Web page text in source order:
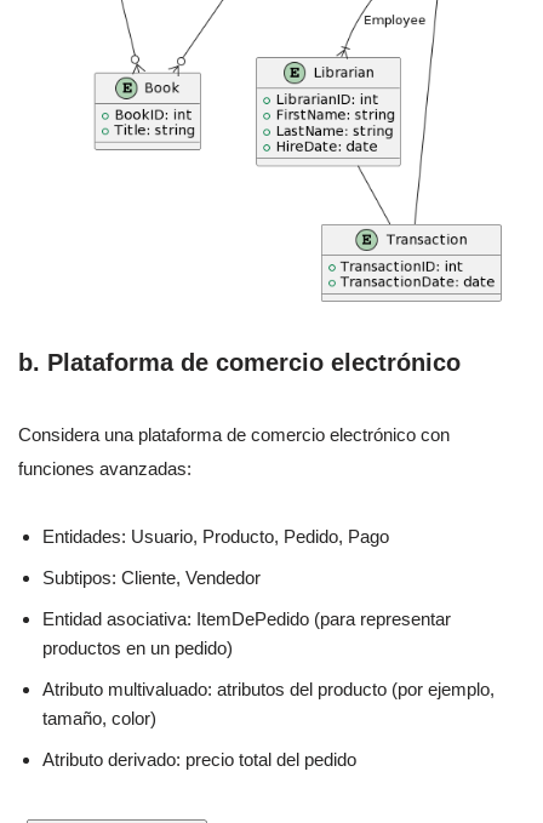
b. Plataforma de comercio electrónico
Considera una plataforma de comercio electrónico con
funciones avanzadas:
Entidades: Usuario, Producto, Pedido, Pago
Subtipos: Cliente, Vendedor
Entidad asociativa: ItemDePedido (para representar
productos en un pedido)
Atributo multivaluado: atributos del producto (por ejemplo,
tamaño, color)
Atributo derivado: precio total del pedido